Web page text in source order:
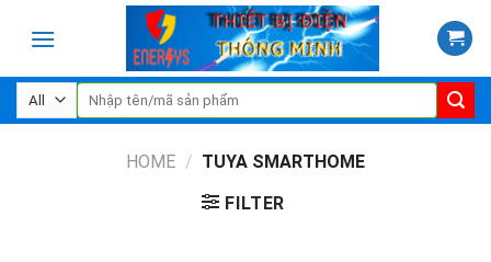
Search
for:
HOME / TUYA SMARTHOME
FILTER